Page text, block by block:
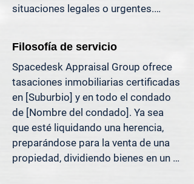
Apoyamos a propietarios, abogados,
en valores inmobiliarios precisos para
el riesgo donde más importa.
situaciones legales o urgentes.
En Spacedesk, utilizamos datos de
mercado más amplios, registros
verificados y técnicas de modelado
probadas para generar resultados
claros y consistentes que usted
puede respaldar. Es una tasación
inmobiliaria diseñada para las
decisiones de hoy, no para los
métodos de ayer.
Filosofía de servicio
Spacedesk Appraisal Group ofrece
tasaciones inmobiliarias certificadas
en [Suburbio] y en todo el condado
de [Nombre del condado]. Ya sea
que esté liquidando una herencia,
preparándose para la venta de una
propiedad, dividiendo bienes en un